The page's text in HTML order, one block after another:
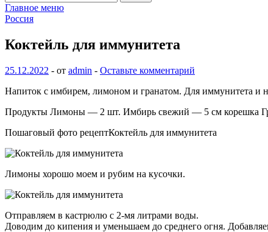
Главное меню
Россия
Коктейль для иммунитета
25.12.2022 - от admin - Оставьте комментарий
Напиток с имбирем, лимоном и гранатом. Для иммунитета и
Продукты Лимоны — 2 шт. Имбирь свежий — 5 см корешка
Пошаговый фото рецептКоктейль для иммунитета
Лимоны хорошо моем и рубим на кусочки.
Отправляем в кастрюлю с 2-мя литрами воды.
Доводим до кипения и уменьшаем до среднего огня.